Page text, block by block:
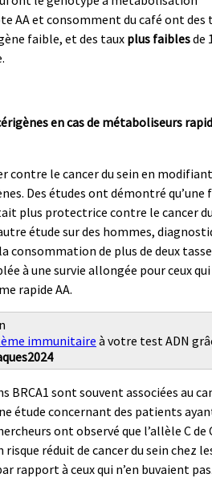
AA et consomment du café ont des
faible, et des taux plus faiblesde
en cas de métaboliseurs
contre le cancer du sein en
Des études ont démontré qu’une
plus protectrice contre le cancer
étude sur des hommes,
consommation de plus de deux
à une survie allongée pour ceux
rapide AA.
immunitaire à votre test ADN
BRCA1 sont souvent associées au
étude concernant des patients
ont observé que l’allèle C de
réduit de cancer du sein chez
rapport à ceux qui n’en buvaient